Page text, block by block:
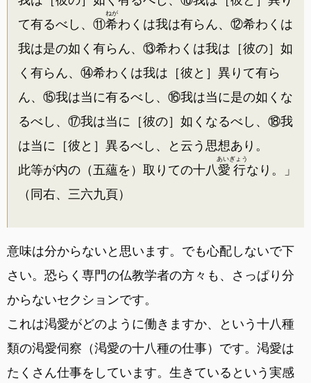
て有るべし、⑪希
ねが
わくは我は有らん、⑫希わくは
我は是の如く有らん、⑬希わくは我は［彼の］如
く有らん、⑭希わくは我は［彼と］異りて有ら
ん、⑮我は当に有るべし、⑯我は当に是の如くな
るべし、⑰我は当に［彼の］如くなるべし、⑱我
は当に［彼と］異るべし、と云う思想あり。
此等が内の（五蘊を）取りての十八愛行
あいぎょう
なり。」
（同右、三六九頁）
意味は分からないと思います。でも心配しないで下
さい。恐らく専門の仏教学者の方々も、さっぱり分
からないセクションです。
これは渇愛がどのように働きますか、という十八種
類の渇愛伺察（渇愛の十八種の仕事）です。渇愛は
たくさん仕事をしています。生きているという実感